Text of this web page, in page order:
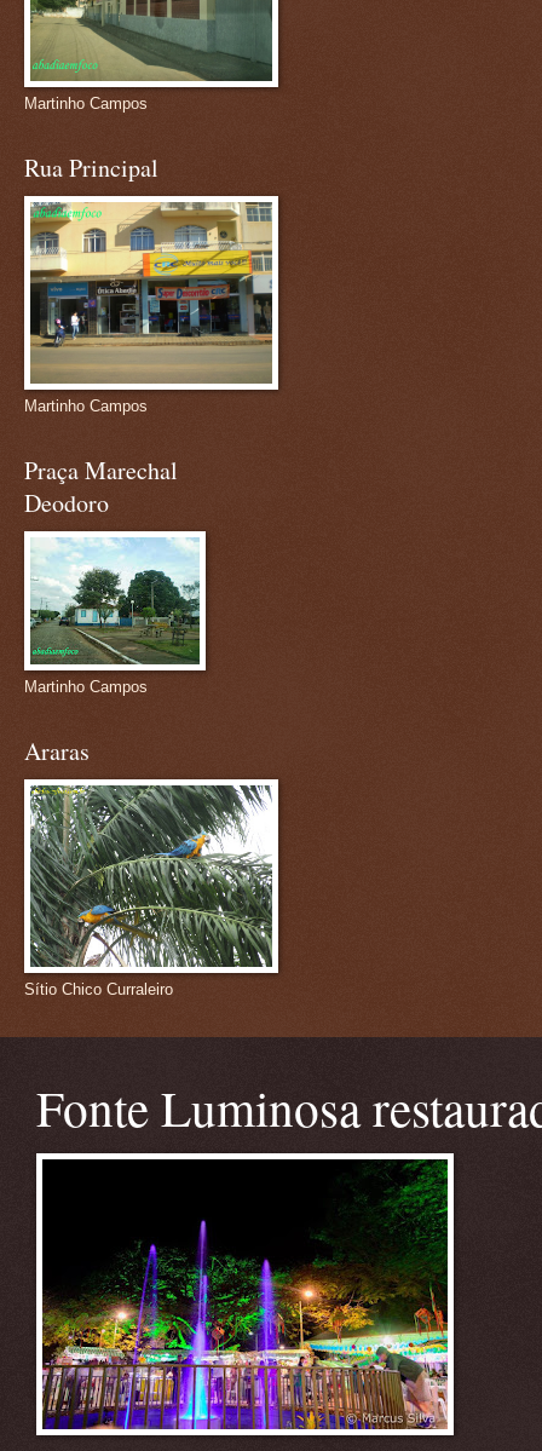
Martinho Campos
Rua Principal
Martinho Campos
Praça Marechal
Deodoro
Martinho Campos
Araras
Sítio Chico Curraleiro
Fonte Luminosa